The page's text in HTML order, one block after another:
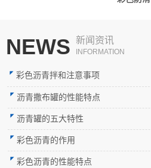
NEWS 新闻资讯
INFORMATION
彩色沥青拌和注意事项
沥青撒布罐的性能特点
沥青罐的五大特性
彩色沥青的作用
彩色沥青的性能特点